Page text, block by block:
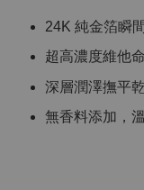
24K 純金箔瞬
超高濃度維他
深層潤澤撫平
無香料添加，